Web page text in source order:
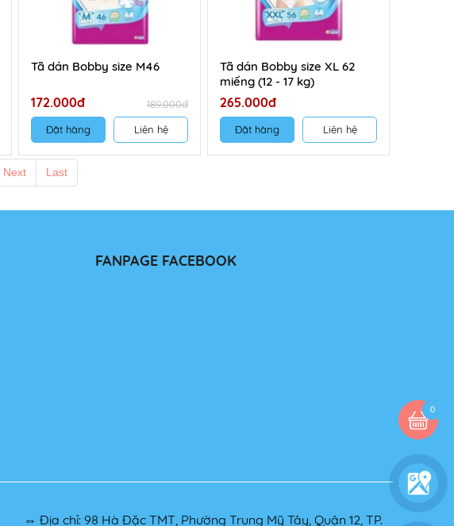
Tã dán Bobby size M46
172.000đ
189.000đ
Đặt hàng
Liên hệ
Tã dán Bobby size XL 62
miếng (12 - 17 kg)
265.000đ
Đặt hàng Liên hệ
Next Last
FANPAGE FACEBOOK
⇔ Địa chỉ: 98 Hà Đặc TMT, Phường Trung Mỹ Tây, Quận 12, TP.
0